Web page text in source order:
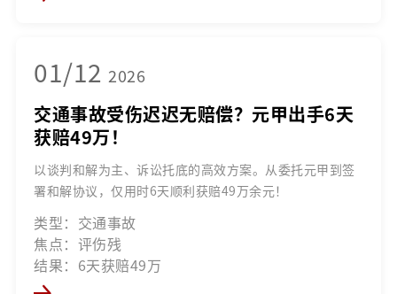
01/12 2026
交通事故受伤迟迟无赔偿？元甲出手6天
获赔49万！
以谈判和解为主、诉讼托底的高效方案。从委托元甲到签
署和解协议，仅用时6天顺利获赔49万余元！
类型：交通事故
焦点：评伤残
结果：6天获赔49万